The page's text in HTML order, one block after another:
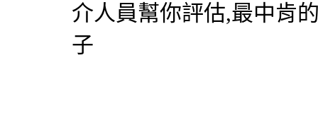
介人員幫你評估,最中肯
子